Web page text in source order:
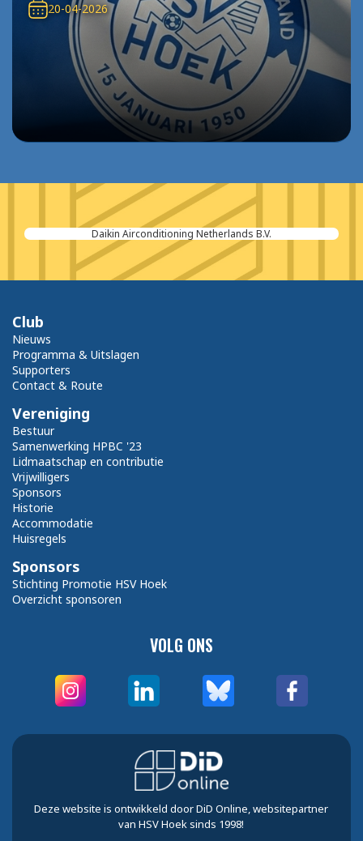
20-04-2026
Daikin Airconditioning Netherlands B.V.
VOLG ONS
Club
Nieuws
Programma & Uitslagen
Supporters
Contact & Route
Vereniging
Bestuur
Samenwerking HPBC '23
Lidmaatschap en contributie
Vrijwilligers
Sponsors
Historie
Accommodatie
Huisregels
Sponsors
Stichting Promotie HSV Hoek
Overzicht sponsoren
Deze website is ontwikkeld door DiD Online, websitepartner
van HSV Hoek sinds 1998!